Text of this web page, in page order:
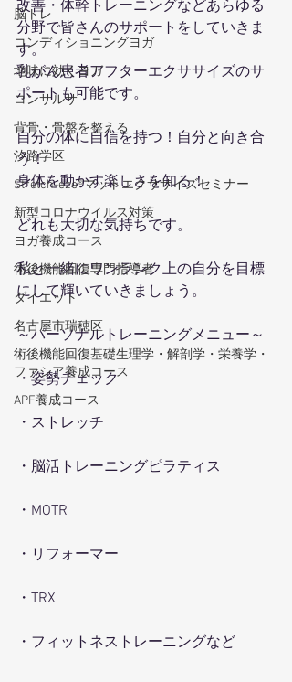
脳トレ
コンディショニングヨガ
地味に効くヨガ
コンサルサ
背骨・骨盤を整える
汐路学区
Stretch-eze®マットエクササイズセミナー
新型コロナウイルス対策
ヨガ養成コース
術後機能回復専門指導者
ダイエット
名古屋市瑞穂区
術後機能回復基礎生理学・解剖学・栄養学・
ファシア養成コース
APF養成コース
改善・体幹トレーニングなどあらゆる
分野で皆さんのサポートをしていきま
す。
乳がん患者アフターエクササイズのサ
ポートも可能です。
自分の体に自信を持つ！自分と向き合
う！
身体を動かす楽しさを知る！
どれも大切な気持ちです。
私と一緒にワンランク上の自分を目標
にして輝いていきましょう。
～パーソナルトレーニングメニュー～
・姿勢チェック
・ストレッチ
・脳活トレーニングピラティス
・MOTR
・リフォーマー
・TRX
・フィットネストレーニングなど